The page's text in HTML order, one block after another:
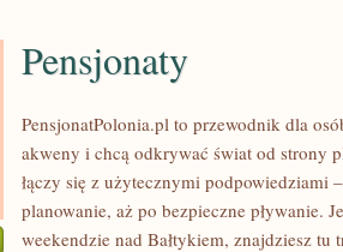
Pensjonaty
PensjonatPolonia.pl to przewodnik dla
akweny i chcą odkrywać świat od strony
łączy się z użytecznymi podpowiedziami
planowanie, aż po bezpieczne pływanie.
weekendzie nad Bałtykiem, znajdziesz